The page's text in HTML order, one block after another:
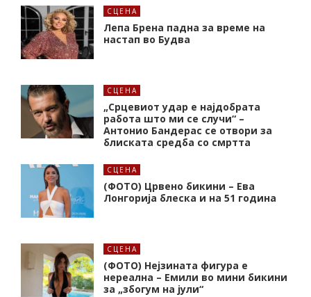
СЦЕНА
Лепа Брена падна за време на
настап во Будва
СЦЕНА
„Срцевиот удар е најдобрата
работа што ми се случи“ –
Антонио Бандерас се отвори за
блиската средба со смртта
СЦЕНА
(ФОТО) Црвено бикини – Ева
Лонгорија блеска и на 51 година
СЦЕНА
(ФОТО) Нејзината фигура е
нереална – Емили во мини бикини
за „збогум на јули“